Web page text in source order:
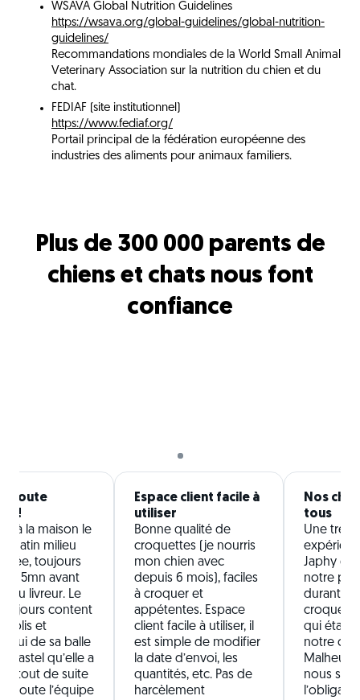
WSAVA Global Nutrition Guidelines
https://wsava.org/global-guidelines/global-nutrition-
guidelines/
Recommandations mondiales de la World Small Animal
Veterinary Association sur la nutrition du chien et du
chat.
FEDIAF (site institutionnel)
https://www.fediaf.org/
Portail principal de la fédération européenne des
industries des aliments pour animaux familiers.
Plus de 300 000 parents de
chiens et chats nous font
confiance
à toute
!
à la maison le
matin milieu
toujours
5mn avant
du livreur. Le
content
colis et
de sa balle
pastel qu’elle a
tout de suite
à toute l’équipe
Espace client facile à
utiliser
Bonne qualité de
croquettes (je nourris
mon chien avec
depuis 6 mois), faciles
à croquer et
appétentes. Espace
client facile à utiliser, il
est simple de modifier
la date d’envoi, les
quantités, etc. Pas de
harcèlement
Nos
tous
Une très
Japhy
notre
durant 1
qui
notre
nous